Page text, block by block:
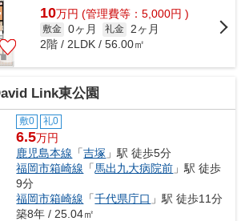
10万円 (管理費等：5,000円 )
敷金 0ヶ月 礼金 2ヶ月
2階 / 2LDK / 56.00㎡
Link東公園
敷0 礼0
6.5万円
鹿児島本線 「吉塚 」駅 徒歩5分
福岡市箱崎線 「馬出九大病院前 」駅 徒歩
9分
福岡市箱崎線 「千代県庁口 」駅 徒歩11分
築8年 / 25.04㎡